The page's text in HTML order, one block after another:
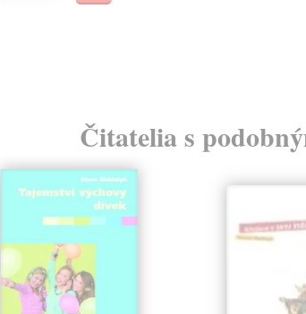
Čitatelia s